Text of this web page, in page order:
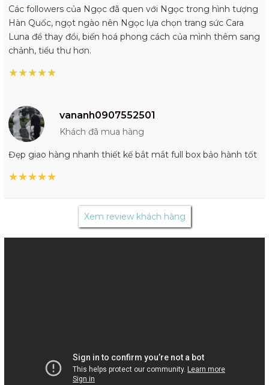
Các followers của Ngọc đã quen với Ngọc trong hình tượng
Hàn Quốc, ngọt ngào nên Ngọc lựa chọn trang sức Cara
Luna để thay đổi, biến hoá phong cách của mình thêm sang
chảnh, tiểu thư hơn.
★★★★★
vananh0907552501
Khách đã mua hàng
Đẹp giao hàng nhanh thiết kế bắt mắt full box bảo hành tốt
★★★★★
Xem review khách hàng